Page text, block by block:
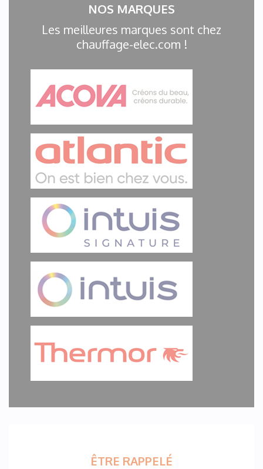
NOS MARQUES
Les meilleures marques sont chez
chauffage-elec.com !
ÊTRE RAPPELÉ